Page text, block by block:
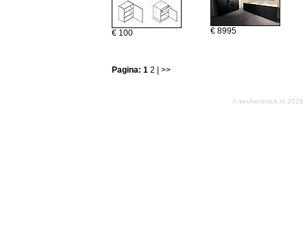
€ 100 € 8995
Pagina: 1 2 | >>
© keukentrack.nl